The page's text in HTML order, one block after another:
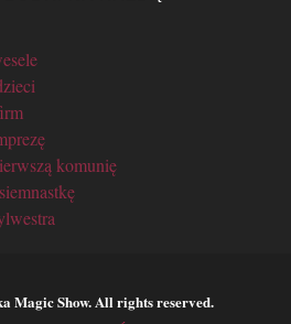
komunię
Magic Show. All rights reserved.